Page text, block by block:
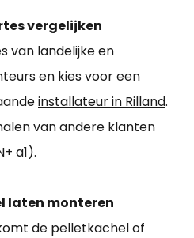
vergelijken
van landelijke en
en kies voor een
installateur in Rilland.
van andere klanten
a1).
laten monteren
de pelletkachel of